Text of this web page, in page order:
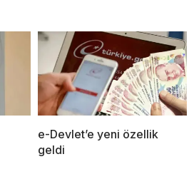
e-Devlet’e yeni özellik
geldi